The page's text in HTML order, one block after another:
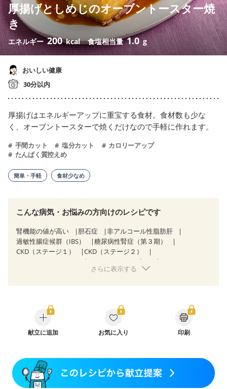
厚揚げとしめじのオーブントースター焼
き
エネルギー200 kcal 食塩相当量1.0 g
おいしい健康
30分以内
厚揚げはエネルギーアップに重宝する食材。食材数も少な
く、オーブントースターで焼くだけなので手軽に作れます。
手間カット 塩分カット
カロリーアップ
たんぱく質控えめ
簡単・手軽 食材少なめ
こんな病気・お悩みの方向けのレシピです
腎機能の値が高い 胆石症
非アルコール性脂肪肝
過敏性腸症候群（IBS）
糖尿病性腎症（第３期）
CKD（ステージ１）
CKD（ステージ２）
CKD（ステージ３a）
CKD（ステージ３b）
骨折 関節リウマチ
さらに表示する
献立に追加 お気に入り 印刷